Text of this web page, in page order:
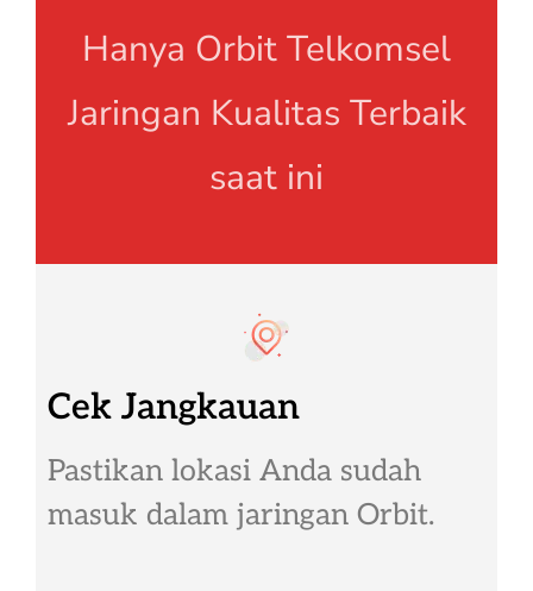
Hanya Orbit Telkomsel
Jaringan Kualitas Terbaik
saat ini
Cek Jangkauan
Pastikan lokasi Anda sudah
masuk dalam jaringan Orbit.